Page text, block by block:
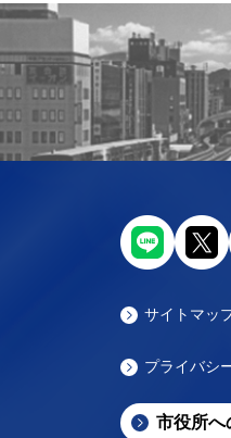
サイトマッ
プライバシ
市役所へ